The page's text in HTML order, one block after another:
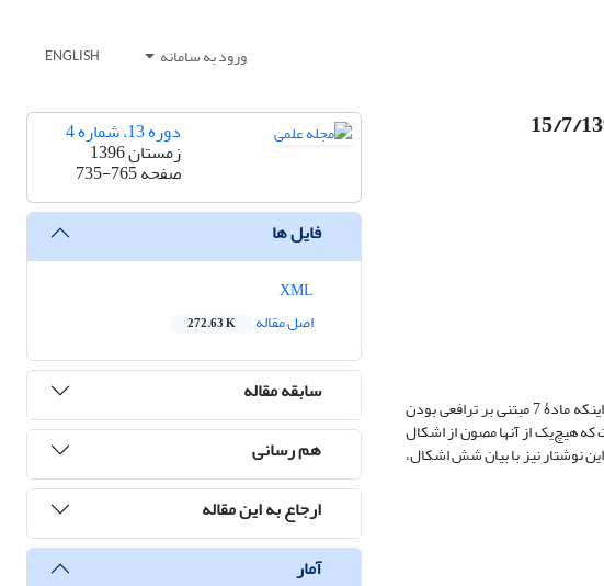
ورود به سامانه ENGLISH
در قسمت نخست این مقاله دو تعارض بین مواد 7 و 10 ق.ن.ا.م.م. در گسترۀ اثبات اعسار یا ایسار شناسایی و بررسی شده است. تعارض نخست اینکه مادۀ 7 مبتنی بر ترافعی بودن
است که هیچ‌یک از آنها مصون از اشکال
نوشتار نیز با بیان شش اشکال،
دوره 13، شماره 4
زمستان 1396
صفحه735-765
فایل ها
اصل مقاله
272.63 K
سابقه مقاله
هم رسانی
ارجاع به این مقاله
آمار